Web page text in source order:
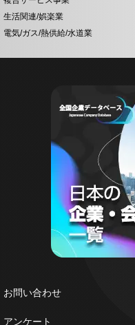
生活関連/娯楽業
電気/ガス/熱供給/水道業
お問い合わせ
アンケート